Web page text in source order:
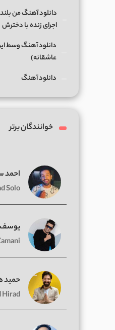
دانلود آهنگ من
اجرای زنده با دخترش
دانلود آهنگ وسط
عاشقانه)
دانلود آهنگ
خوانندگان برتر
احمد
Solo
یوسف
حمید
Hirad